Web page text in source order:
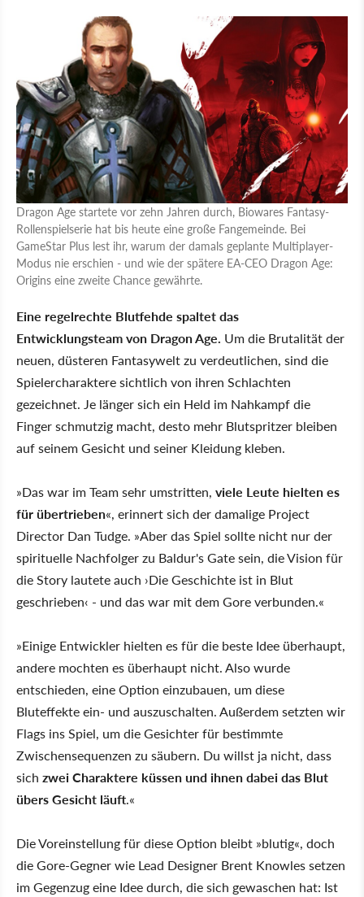
Dragon Age startete vor zehn Jahren durch, Biowares Fantasy-
Rollenspielserie hat bis heute eine große Fangemeinde. Bei
GameStar Plus lest ihr, warum der damals geplante Multiplayer-
Modus nie erschien - und wie der spätere EA-CEO Dragon Age:
Origins eine zweite Chance gewährte.
Eine regelrechte Blutfehde spaltet das
Entwicklungsteam von Dragon Age. Um die Brutalität der
neuen, düsteren Fantasywelt zu verdeutlichen, sind die
Spielercharaktere sichtlich von ihren Schlachten
gezeichnet. Je länger sich ein Held im Nahkampf die
Finger schmutzig macht, desto mehr Blutspritzer bleiben
auf seinem Gesicht und seiner Kleidung kleben.
»Das war im Team sehr umstritten, viele Leute hielten es
für übertrieben«, erinnert sich der damalige Project
Director Dan Tudge. »Aber das Spiel sollte nicht nur der
spirituelle Nachfolger zu Baldur's Gate sein, die Vision für
die Story lautete auch ›Die Geschichte ist in Blut
geschrieben‹ - und das war mit dem Gore verbunden.«
»Einige Entwickler hielten es für die beste Idee überhaupt,
andere mochten es überhaupt nicht. Also wurde
entschieden, eine Option einzubauen, um diese
Bluteffekte ein- und auszuschalten. Außerdem setzten wir
Flags ins Spiel, um die Gesichter für bestimmte
Zwischensequenzen zu säubern. Du willst ja nicht, dass
sich zwei Charaktere küssen und ihnen dabei das Blut
übers Gesicht läuft.«
Die Voreinstellung für diese Option bleibt »blutig«, doch
die Gore-Gegner wie Lead Designer Brent Knowles setzen
im Gegenzug eine Idee durch, die sich gewaschen hat: Ist